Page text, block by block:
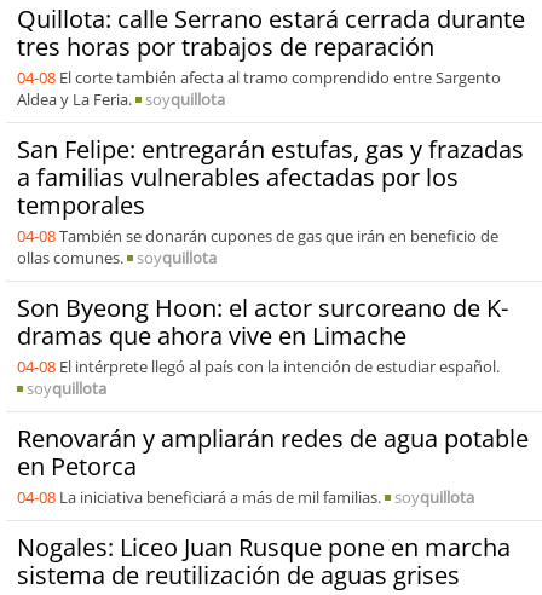
Quillota: calle Serrano estará cerrada durante
tres horas por trabajos de reparación
04-08 El corte también afecta al tramo comprendido entre Sargento
Aldea y La Feria.
soyquillota
San Felipe: entregarán estufas, gas y frazadas
a familias vulnerables afectadas por los
temporales
04-08También se donarán cupones de gas que irán en beneficio de
ollas comunes.
soyquillota
Son Byeong Hoon: el actor surcoreano de K-
dramas que ahora vive en Limache
04-08 El intérprete llegó al país con la intención de estudiar español.
soyquillota
Renovarán y ampliarán redes de agua potable
en Petorca
04-08 La iniciativa beneficiará a más de mil familias. soyquillota
Nogales: Liceo Juan Rusque pone en marcha
sistema de reutilización de aguas grises